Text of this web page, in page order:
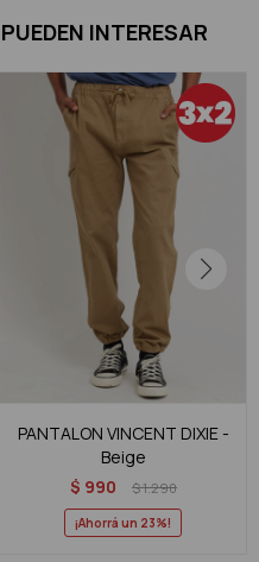
INTERESAR
PANTALON VINCENT DIXIE -
Beige
$ 990 $1.290
23